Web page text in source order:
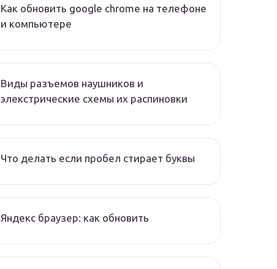
Как обновить google chrome на телефоне
и компьютере
Виды разъемов наушников и
элекстрические схемы их распиновки
Что делать если пробел стирает буквы
Яндекс браузер: как обновить